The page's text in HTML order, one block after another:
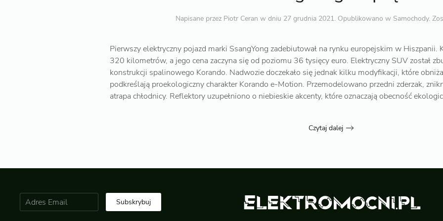
Napisane przez Piotr Ceran w dniu 27 grudnia 2021. Opublikowano w Samochody.
Pierwszy elektryczny pojazd marki SsangYong zadebiutował na rynku europejskim w Hiszpanii.
320 kilometrów, a jego cena zaczyna się od poziomu 36 tysięcy euro. Elektryczny SUV został
konstrukcji spalinowego Korando. Nadwozie doczekało się jednak kilku modyfikacji, które
podkreślają proekologiczny charakter Korando e-Motion. Przemodelowano przedni zderzak,
atrapa chłodnicy. Reflektory uzupełniono o niebieskie akcenty, które oznaczają obecność
Czytaj dalej
Subskrybuj